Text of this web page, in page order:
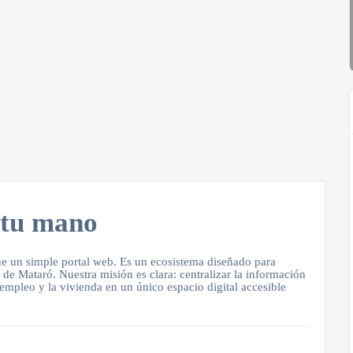
mano
un simple portal web. Es un ecosistema diseñado para
Mataró. Nuestra misión es clara: centralizar la información
y la vivienda en un único espacio digital accesible